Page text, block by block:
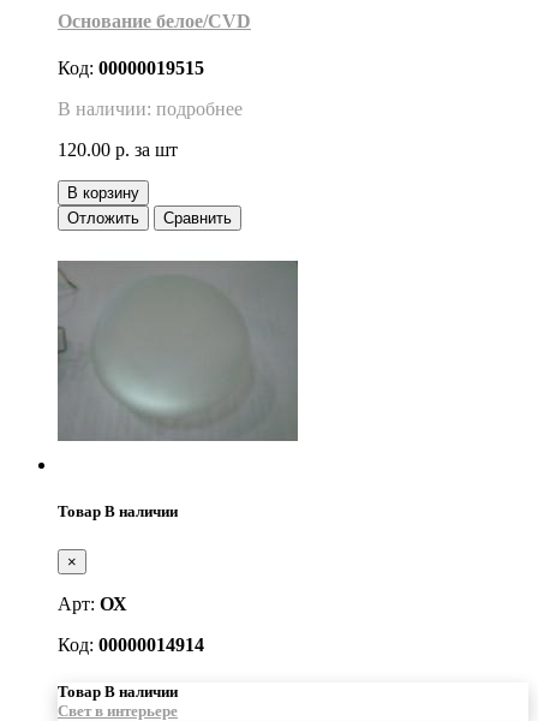
Основание белое/CVD
Код: 00000019515
В наличии: подробнее
120.00 р. за шт
В корзину
Отложить
Сравнить
Товар В наличии
×
Арт: ОХ
Код: 00000014914
Товар В наличии
Свет в интерьере